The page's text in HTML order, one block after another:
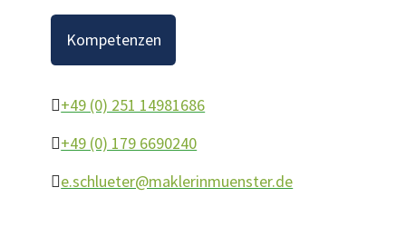
Kompetenzen
+49 (0) 251 14981686
+49 (0) 179 6690240
e.schlueter@maklerinmuenster.de